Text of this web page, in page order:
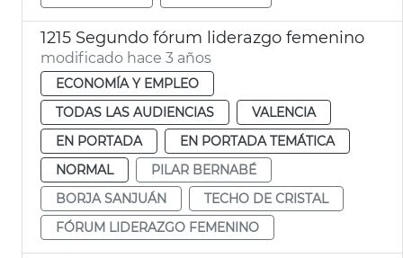
1215 Segundo fórum liderazgo femenino
modificado hace 3 años
ECONOMÍA Y EMPLEO
TODAS LAS AUDIENCIAS
VALENCIA
EN PORTADA
EN PORTADA TEMÁTICA
NORMAL
PILAR BERNABÉ
BORJA SANJUÁN
TECHO DE CRISTAL
FÓRUM LIDERAZGO FEMENINO